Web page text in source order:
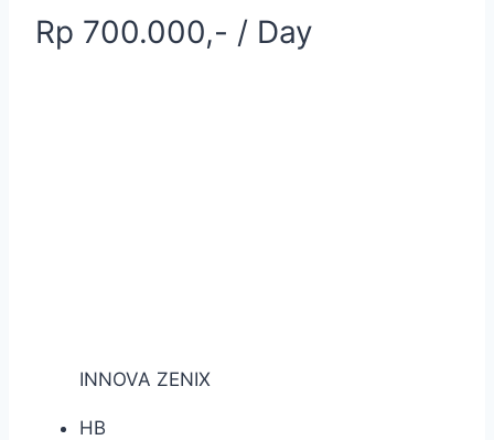
Rp 700.000,- / Day
INNOVA ZENIX
HB